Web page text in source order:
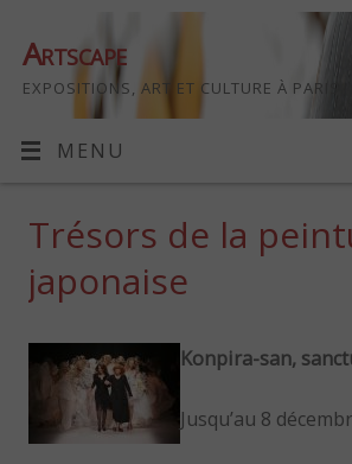
Artscape
EXPOSITIONS, ART ET CULTURE À PARIS
MENU
Trésors de la
japonaise
Konpira-san,
Jusqu’au 8